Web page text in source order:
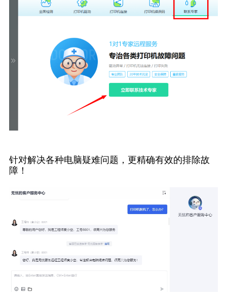
针对解决各种电脑疑难问题，更精确有效的排除故
障！